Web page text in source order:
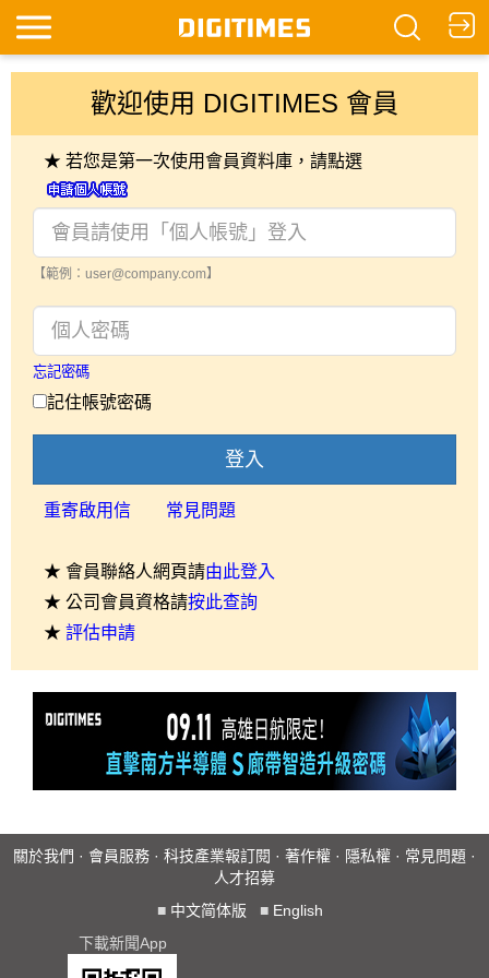
歡迎使用 DIGITIMES 會員
★ 若您是第一次使用會員資料庫，請點選
【範例：user@company.com】
忘記密碼
記住帳號密碼
登入
重寄啟用信 常見問題
★ 會員聯絡人網頁請由此登入
★ 公司會員資格請按此查詢
★ 評估申請
關於我們 · 會員服務 · 科技產業報訂閱 · 著作權 · 隱私權 · 常見問題 ·
人才招募
■ 中文简体版 ■ English
下載新聞App